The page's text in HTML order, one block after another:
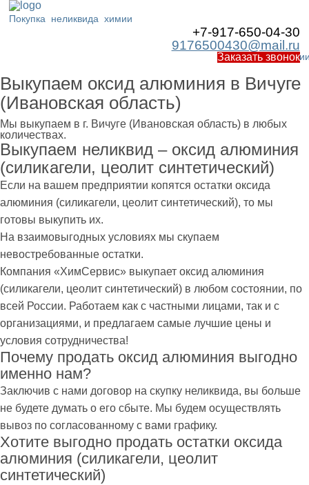
Покупка неликвида химии
+7-917-650-04-30
9176500430@mail.ru
Работаем по
Заказать звонок
Выкупаем оксид алюминия в Вичуге
(Ивановская область)
Мы выкупаем в г. Вичуге (Ивановская область) в любых
количествах.
Выкупаем неликвид – оксид алюминия
(силикагели, цеолит синтетический)
Если на вашем предприятии копятся остатки оксида
алюминия (силикагели, цеолит синтетический), то мы
готовы выкупить их.
На взаимовыгодных условиях мы скупаем
невостребованные остатки.
Компания «ХимСервис» выкупает оксид алюминия
(силикагели, цеолит синтетический) в любом состоянии, по
всей России. Работаем как с частными лицами, так и с
организациями, и предлагаем самые лучшие цены и
условия сотрудничества!
Почему продать оксид алюминия выгодно
именно нам?
Заключив с нами договор на скупку неликвида, вы больше
не будете думать о его сбыте. Мы будем осуществлять
вывоз по согласованному с вами графику.
Хотите выгодно продать остатки оксида
алюминия (силикагели, цеолит
синтетический)